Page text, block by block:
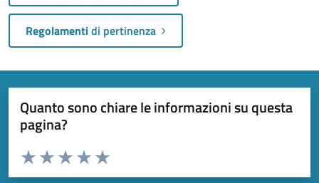
Regolamentidi pertinenza
Quanto sono chiare le informazioni su questa
pagina?
Valuta da 1 a 5 stelle la pagina
Valuta 5 stelle su 5
Valuta 4 stelle su 5
Valuta 3 stelle su 5
Valuta 2 stelle su 5
Valuta 1 stelle su 5